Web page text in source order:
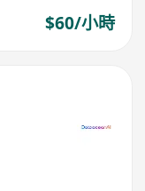
$60/小時